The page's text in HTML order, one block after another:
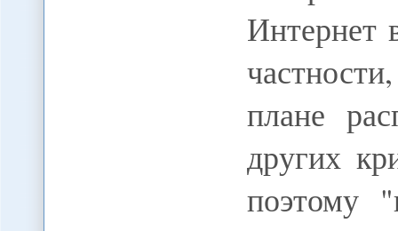
Интернет
плане
других
поэтому